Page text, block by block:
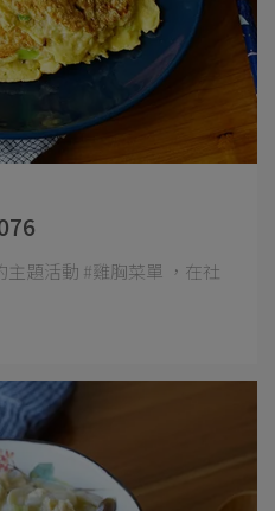
題活動 #雞胸菜單 ，在社